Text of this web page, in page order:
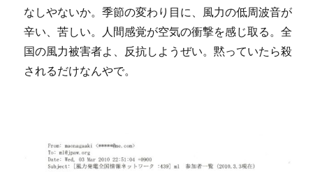
なしやないか。季節の変わり目に、風力の低周波音が
辛い、苦しい。人間感覚が空気の衝撃を感じ取る。全
国の風力被害者よ、反抗しようぜい。黙っていたら殺
されるだけなんやで。